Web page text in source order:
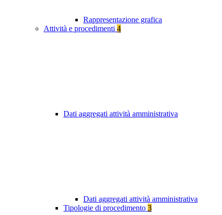
Rappresentazione grafica
Attività e procedimenti 4
Dati aggregati attività amministrativa
Dati aggregati attività amministrativa
Tipologie di procedimento 3